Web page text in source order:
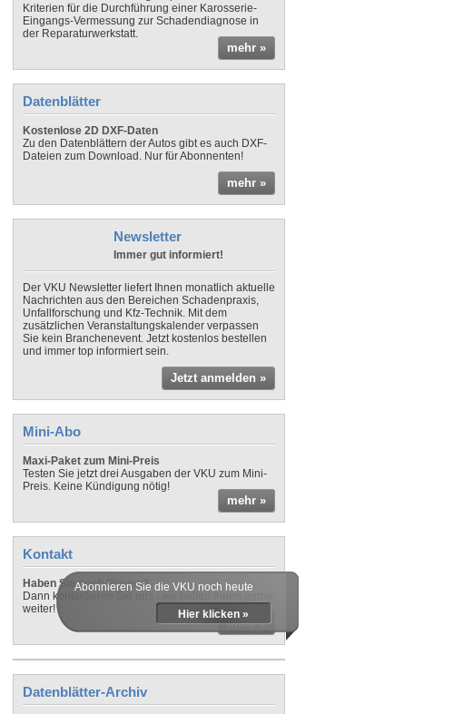
Kriterien für die Durchführung einer Karosserie-
Eingangs-Vermessung zur Schadendiagnose in
der Reparaturwerkstatt.
mehr »
Datenblätter
Kostenlose 2D DXF-Daten
Zu den Datenblättern der Autos gibt es auch DXF-
Dateien zum Download. Nur für Abonnenten!
mehr »
Newsletter
Immer gut informiert!
Der VKU Newsletter liefert Ihnen monatlich aktuelle
Nachrichten aus den Bereichen Schadenpraxis,
Unfallforschung und Kfz-Technik. Mit dem
zusätzlichen Veranstaltungskalender verpassen
Sie kein Branchenevent. Jetzt kostenlos bestellen
und immer top informiert sein.
Jetzt anmelden »
Mini-Abo
Maxi-Paket zum Mini-Preis
Testen Sie jetzt drei Ausgaben der VKU zum Mini-
Preis. Keine Kündigung nötig!
mehr »
Kontakt
Haben Sie noch Fragen?
Dann kontaktieren Sie uns - wir helfen Ihnen gerne
weiter!
mehr »
Abonnieren Sie die VKU noch heute
Hier klicken »
Datenblätter-Archiv